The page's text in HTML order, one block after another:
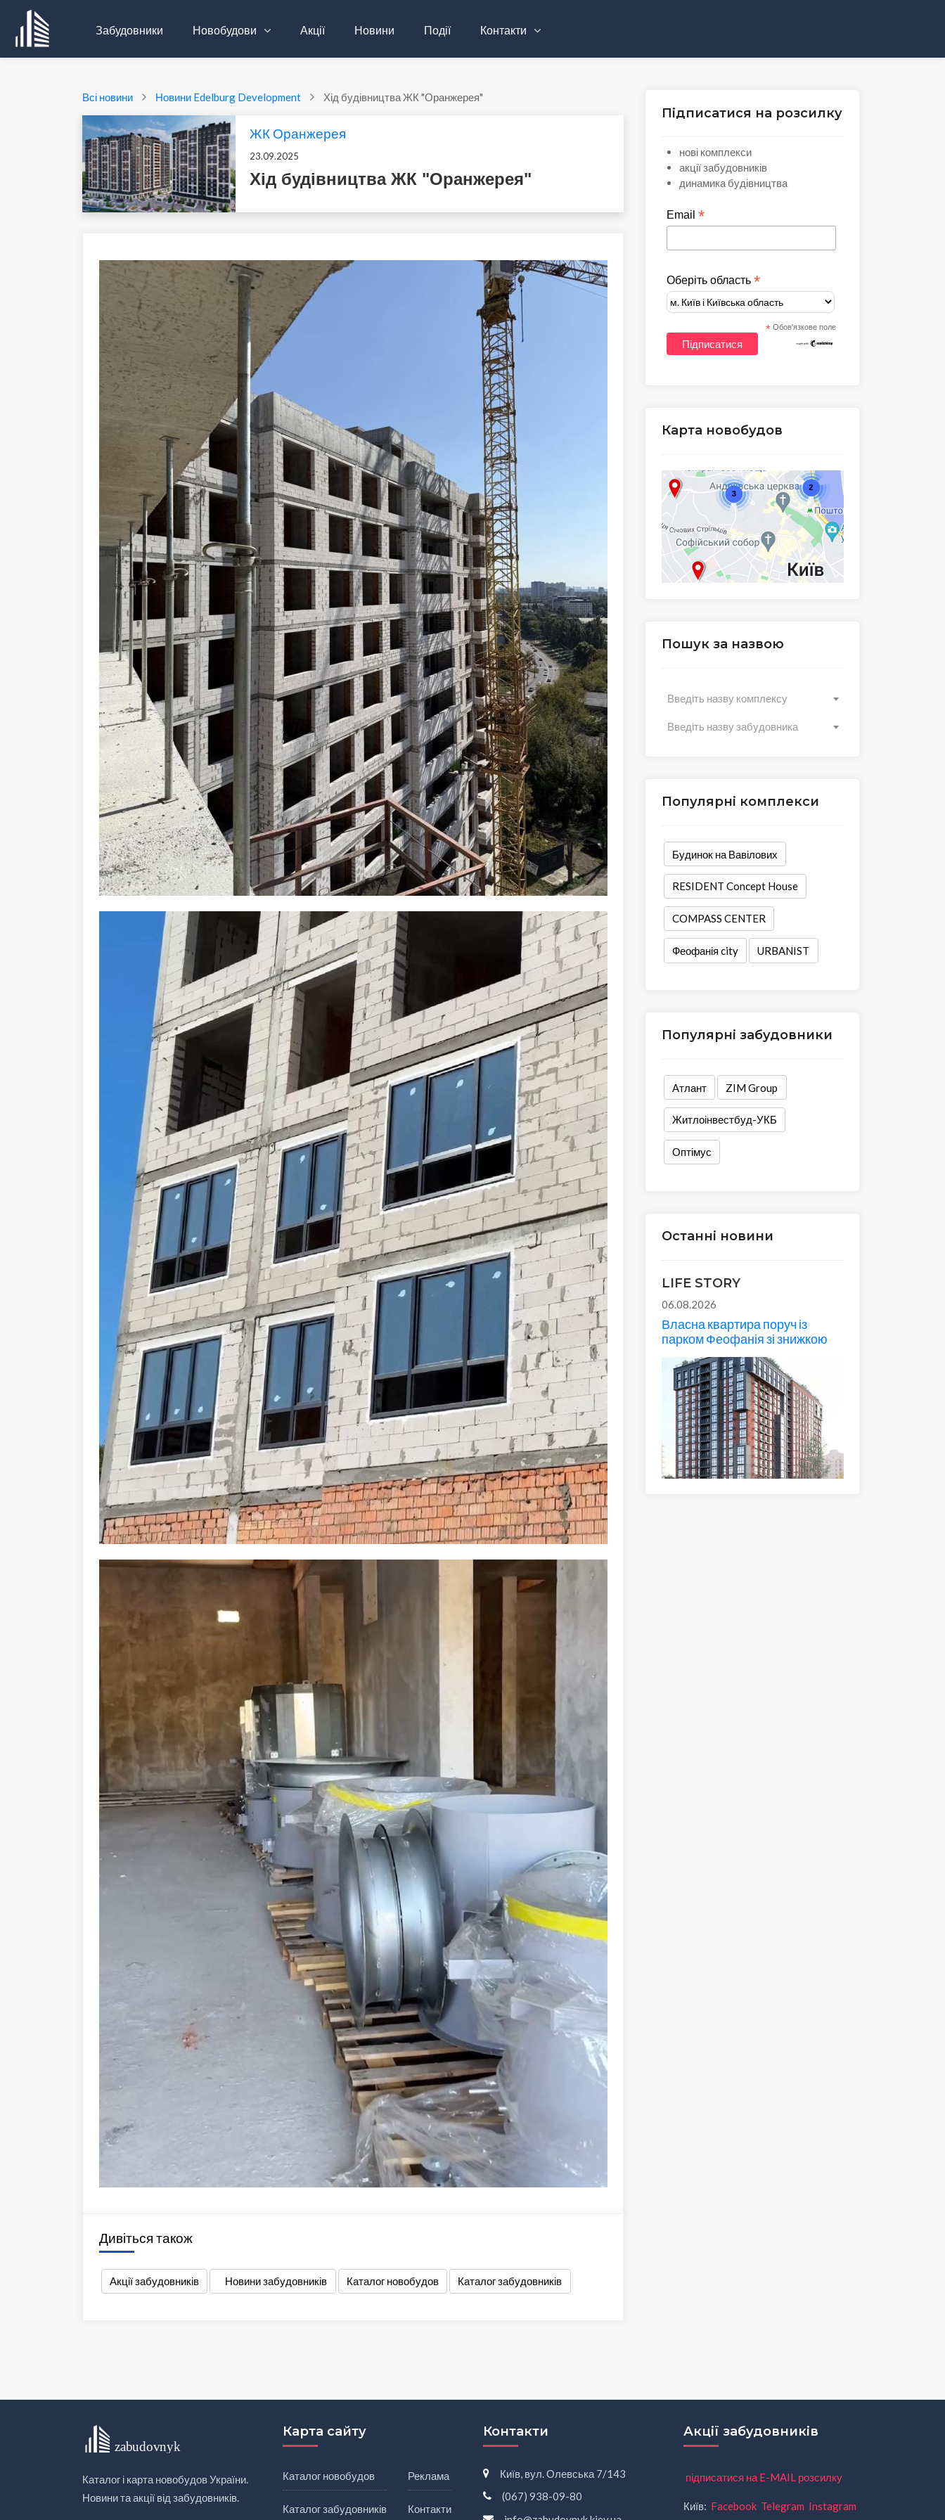
Забудовники Новобудови Акції Новини Події Контакти
Всі новини Новини Edelburg Development Хід будівництва ЖК "Оранжерея"
ЖК Оранжерея
23.09.2025
Хід будівництва ЖК "Оранжерея"
Дивіться також
Акції забудовників Новини забудовників Каталог новобудов Каталог забудовників
Підписатися на розсилку
нові комплекси
акції забудовників
динамика будівництва
Email*
Оберіть область*
* Обов'язкове поле
Карта новобудов
Пошук за назвою
Введіть назву комплексу
Введіть назву забудовника
Популярні комплекси
Будинок на Вавілових
RESIDENT Concept House
COMPASS CENTER
Феофанія city URBANIST
Популярні забудовники
Атлант ZIM Group
Житлоінвестбуд-УКБ
Оптімус
Останні новини
LIFE STORY
06.08.2026
Власна квартира поруч із
парком Феофанія зі знижкою
Каталог і карта новобудов України.
Новини та акції від забудовників.
Карта сайту
Каталог новобудов
Каталог забудовників
Реклама
Контакти
Контакти
Київ, вул. Олевська 7/143
(067) 938-09-80
Акції забудовників
підписатися на E-MAIL розсилку
Київ: Facebook Telegram Instagram